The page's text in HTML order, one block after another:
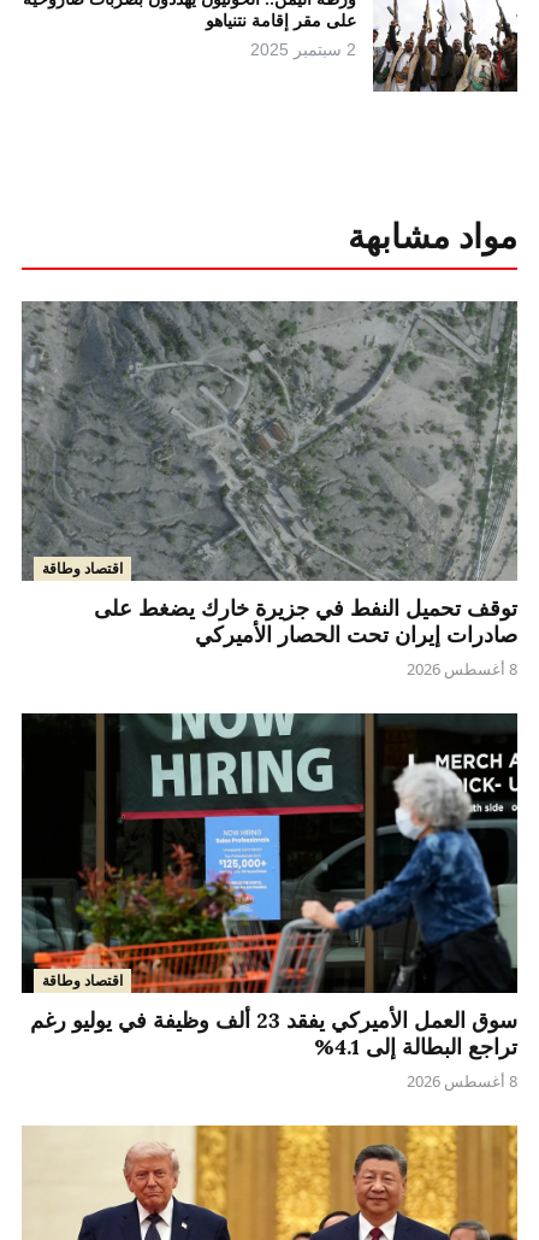
على مقر إقامة نتنياهو
2 سبتمبر 2025
مواد مشابهة
اقتصاد وطاقة
توقف تحميل النفط في جزيرة خارك يضغط على
صادرات إيران تحت الحصار الأميركي
8 أغسطس 2026
اقتصاد وطاقة
سوق العمل الأميركي يفقد 23 ألف وظيفة في يوليو رغم
تراجع البطالة إلى 4.1%
8 أغسطس 2026